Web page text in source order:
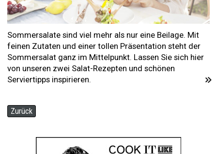
Sommersalate sind viel mehr als nur eine Beilage. Mit
feinen Zutaten und einer tollen Präsentation steht der
Sommersalat ganz im Mittelpunkt. Lassen Sie sich hier
von unseren zwei Salat-Rezepten und schönen
Serviertipps inspirieren.
Zurück